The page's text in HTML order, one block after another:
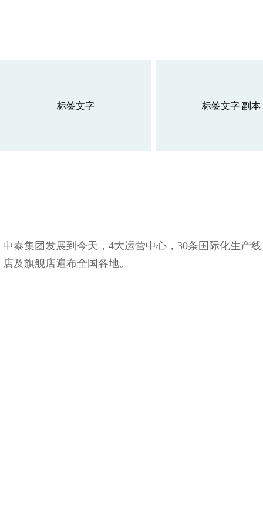
标签文字 标签文字 副本
中泰集团发展到今天，4大运营中心，30条国际化生产
店及旗舰店遍布全国各地。